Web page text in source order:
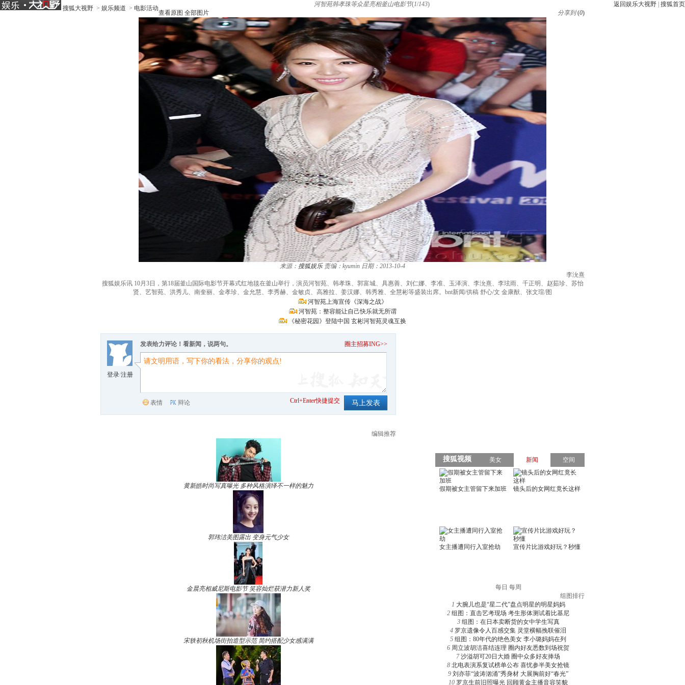
搜狐大视野 > 娱乐频道 > 电影活动
返回娱乐大视野 搜狐首页
河智苑韩孝珠等众星亮相釜山电影节(1/143)
查看原图 全部图片 分享到 (0)
来源： 搜狐娱乐 责编：kyumin 日期：2013-10-4
李沇熹
搜狐娱乐讯 10月3日，第18届釜山国际电影节开幕式红地毯在釜山举行，演员河智苑、韩孝珠、郭富城、具惠善、刘仁娜、李准、玉泽演、李沇熹、李玹雨、千正明、赵茹珍、苏怡
贤、艺智苑、洪秀儿、南奎丽、金孝珍、金允慧、李秀赫、金敏贞、高雅拉、姜汉娜、韩秀雅、全慧彬等盛装出席。bnt新闻/供稿 舒心/文 金康猷、张文瑄/图
河智苑上海宣传《深海之战》
河智苑：整容能让自己快乐就无所谓
《秘密花园》登陆中国 玄彬河智苑灵魂互换
登录/注册
发表给力评论！看新闻，说两句。 圈主招募ING>>
表情 辩论 Ctrl+Enter快捷提交
编辑推荐
黄新皓时尚写真曝光 多种风格演绎不一样的魅力
郭玮洁美图露出 变身元气少女
金晨亮相威尼斯电影节 笑容灿烂获潜力新人奖
宋轶初秋机场街拍造型示范 简约搭配少女感满满
每日 每周
组图排行
1 大腕儿也是“星二代”盘点明星的明星妈妈
2 组图：直击艺考现场 考生形体测试着比基尼
3 组图：在日本卖断货的女中学生写真
4 罗京遗像令人百感交集 灵堂横幅挽联催泪
5 组图：80年代的绝色美女 李小璐妈妈在列
6 周立波胡洁喜结连理 圈内好友悉数到场祝贺
7 沙溢胡可20日大婚 圈中众多好友捧场
8 北电表演系复试榜单公布 喜忧参半美女抢镜
9 刘亦菲“波涛汹涌”秀身材 大展胸前好“春光”
10 罗京生前旧照曝光 回顾黄金主播音容笑貌